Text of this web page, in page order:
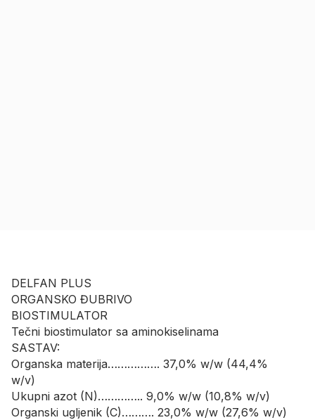
DELFAN PLUS
ORGANSKO ĐUBRIVO
BIOSTIMULATOR
Tečni biostimulator sa aminokiselinama
SASTAV:
Organska materija……………. 37,0% w/w (44,4%
w/v)
Ukupni azot (N)………….. 9,0% w/w (10,8% w/v)
Organski ugljenik (C)………. 23,0% w/w (27,6% w/v)